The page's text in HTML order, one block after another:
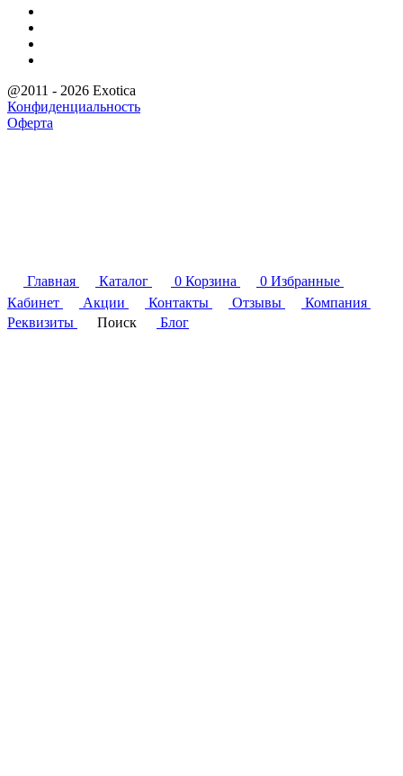
@2011 - 2026 Exotica
Конфиденциальность
Оферта
Главная Каталог 0 Корзина 0 Избранные
Кабинет
Акции Контакты Отзывы
Компания
Реквизиты
Поиск Блог